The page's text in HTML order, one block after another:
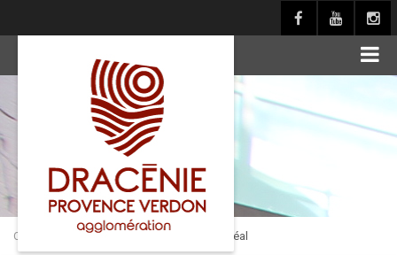
Culture en Dracénie Pôle muséal